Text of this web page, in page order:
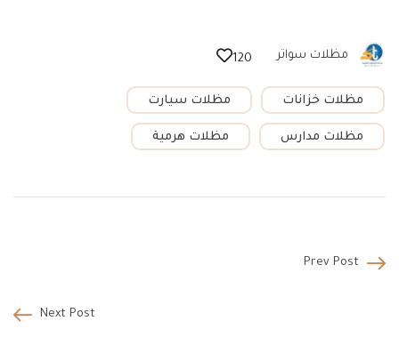
مظلات سواتر 120
مظلات خزانات مظلات سيارت
مظلات مدارس مظلات هرمية
Prev Post
Next Post